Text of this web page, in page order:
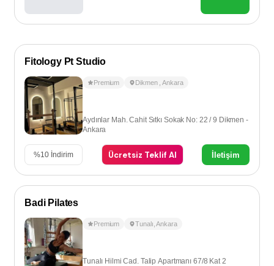
Fitology Pt Studio
Premium Dikmen ,Ankara
Aydınlar Mah. Cahit Sıtkı Sokak No: 22 / 9 Dikmen -
Ankara
%10 İndirim Ücretsiz Teklif Al İletişim
Badi Pilates
Premium Tunalı ,Ankara
Tunalı Hilmi Cad. Talip Apartmanı 67/8 Kat 2